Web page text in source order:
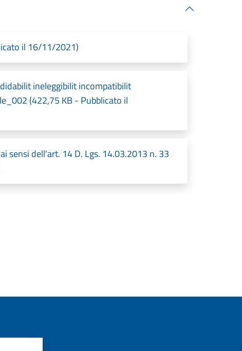
il 16/11/2021)
ineleggibilit incompatibilit
(422,75 KB - Pubblicato il
sensi dell'art. 14 D. Lgs. 14.03.2013 n. 33